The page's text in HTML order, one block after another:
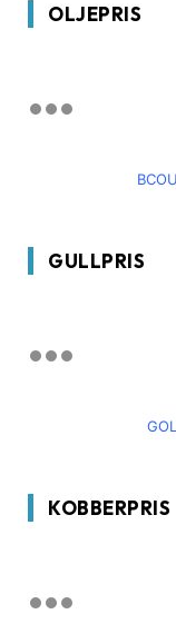
OLJEPRIS
GULLPRIS
KOBBERPRIS